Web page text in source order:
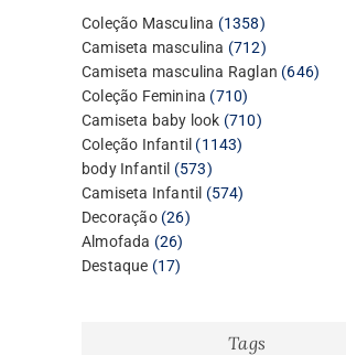
Coleção Masculina 13581358
produtos
Camiseta masculina 712712
produtos
Camiseta masculina Raglan 646646
Coleção Feminina 710710
produtos
Camiseta baby look 710710
Coleção Infantil 11431143
body Infantil 573573
produtos
Camiseta Infantil 574574
Decoração 2626
Almofada 2626
produtos
Destaque 1717
Tags